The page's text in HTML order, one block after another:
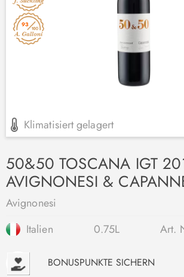
93
Klimatisiert gelagert
50&50 TOSCANA IGT
AVIGNONESI &
Avignonesi
Italien
0.75L Art.
P BONUSPUNKTE SICHERN